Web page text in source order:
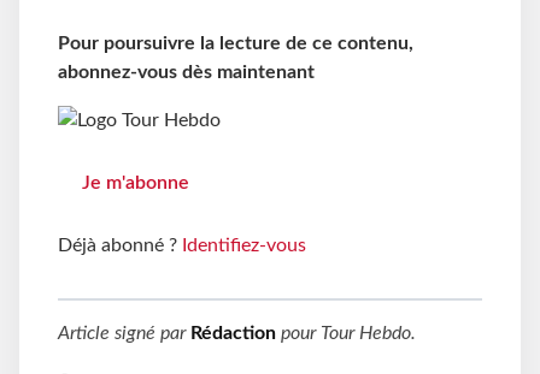
Pour poursuivre la lecture de ce contenu,
abonnez-vous dès maintenant
Je m'abonne
Déjà abonné ? Identifiez-vous
Article signé par Rédaction pour Tour Hebdo.